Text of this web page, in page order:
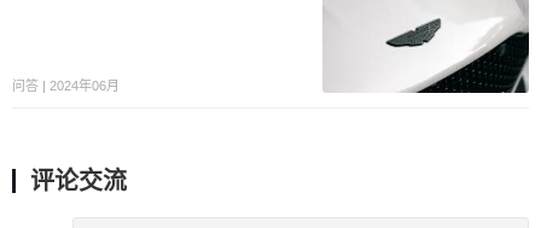
问答 | 2024年06月
评论交流